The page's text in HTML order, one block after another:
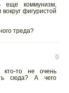
еще коммунизм,
фигуристой
треда?
0
то не очень
сюда? А чего